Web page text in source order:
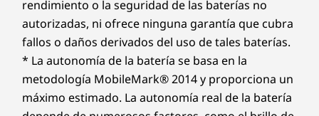
rendimiento o la seguridad de las baterías no
autorizadas, ni ofrece ninguna garantía que cubra
fallos o daños derivados del uso de tales baterías.
* La autonomía de la batería se basa en la
metodología MobileMark® 2014 y proporciona un
máximo estimado. La autonomía real de la batería